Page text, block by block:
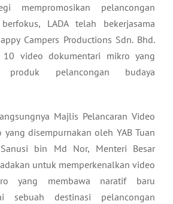
mempromosikan pelancongan
LADA telah bekerjasama
Campers Productions Sdn. Bhd.
10 video dokumentari mikro yang
produk pelancongan budaya
Majlis Pelancaran Video
disempurnakan oleh YAB Tuan
bin Md Nor, Menteri Besar
untuk memperkenalkan video
yang membawa naratif baru
sebuah destinasi pelancongan